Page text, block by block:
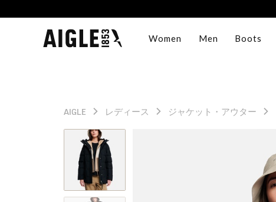
Women Men Boots
AIGLE レディース ジャケット・アウター